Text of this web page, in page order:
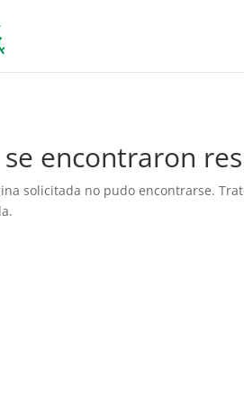
se encontraron
solicitada no pudo encontrarse.